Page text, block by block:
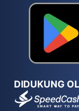
DIDUKUNG